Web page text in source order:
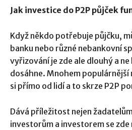
Jak investice do P2P půjček
Když někdo potřebuje půjčku,
banku nebo různé nebankovní
vyřizování je zde ale dlouhý a ne
dosáhne. Mnohem
si přímo od lidí a to skrze P2P
Dává příležitost nejen
investorům a investorem se